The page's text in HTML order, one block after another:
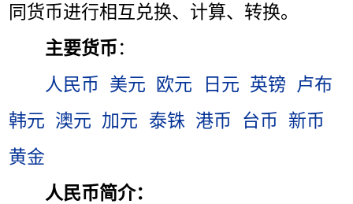
同货币进行相互兑换、计算、转换。
主要货币：
人民币
美元 欧元 日元 英镑
卢布
韩元 澳元 加元 泰铢 港币 台币
新币
黄金
人民币简介：